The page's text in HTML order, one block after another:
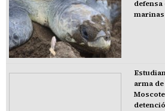
marinas
arma